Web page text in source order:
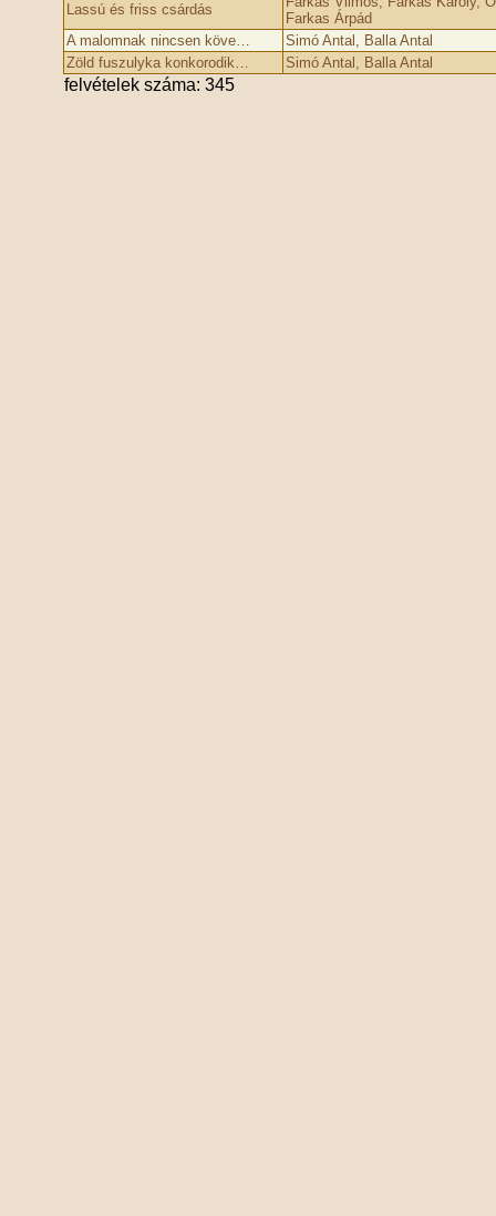
Lassú és friss csárdás
Farkas Árpád
A malomnak nincsen köve…
Simó Antal, Balla Antal
Zöld fuszulyka konkorodik…
Simó Antal, Balla Antal
felvételek száma: 345